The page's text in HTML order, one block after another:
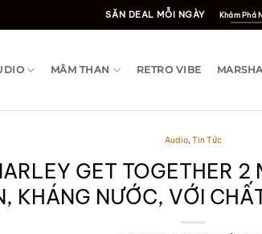
SĂN DEAL MỖI NGÀY Khám Phá
MÂM THAN RETRO VIBE
Audio,Tin Tức
GET TOGETHER 2
KHÁNG NƯỚC, VỚI